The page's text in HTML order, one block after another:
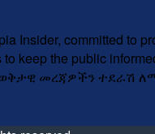
Insider, committed to
to keep the
መረጃዎችን ተደራሽ